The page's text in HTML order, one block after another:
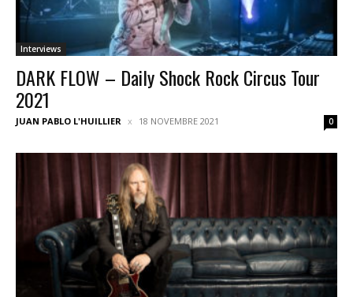
Interviews
DARK FLOW – Daily Shock Rock Circus Tour
2021
JUAN PABLO L'HUILLIER 18 NOVEMBRE 2021 0